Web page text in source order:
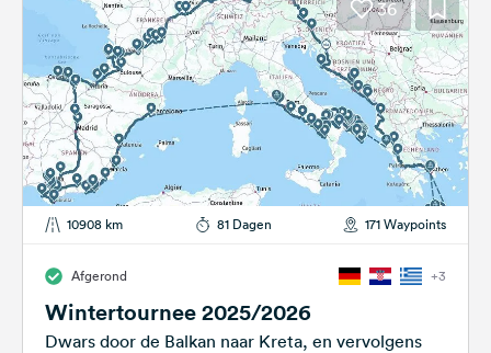
36
10908 km 81 Dagen 171 Waypoints
Afgerond +3
Wintertournee 2025/2026
Dwars door de Balkan naar Kreta, en vervolgens